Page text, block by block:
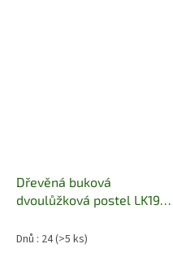
Dřevěná buková
dvoulůžková postel LK198
Dnů : 24(>5 ks)